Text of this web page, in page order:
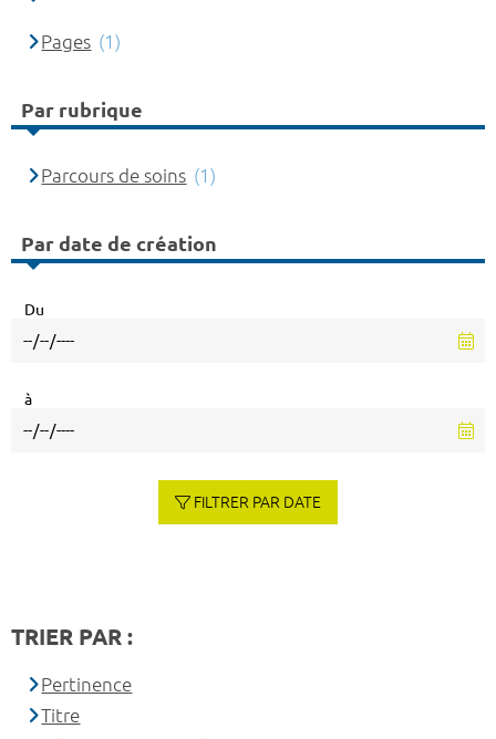
Pages (1)
Par rubrique
Parcours de soins (1)
Par date de création
Du
à
FILTRER PAR DATE
TRIER PAR :
Pertinence
Titre